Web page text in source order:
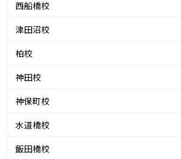
西船橋校
津田沼校
柏校
神田校
神保町校
水道橋校
飯田橋校